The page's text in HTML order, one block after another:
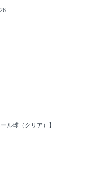
ル球（クリア）】